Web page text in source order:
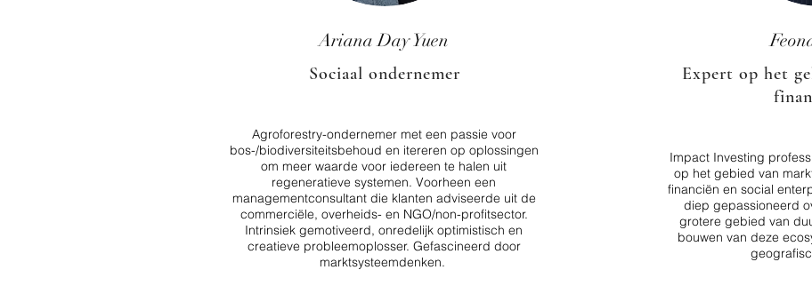
Ariana Day Yuen
Sociaal ondernemer
Agroforestry-ondernemer met een passie voor
bos-/biodiversiteitsbehoud en itereren op oplossingen
om meer waarde voor iedereen te halen uit
regeneratieve systemen. Voorheen een
managementconsultant die klanten adviseerde uit de
commerciële, overheids- en NGO/non-profitsector.
Intrinsiek gemotiveerd, onredelijk optimistisch en
creatieve probleemoplosser. Gefascineerd door
marktsysteemdenken.
Expert op het
Impact Investing
op het gebied van
financiën en social
diep gepassioneerd
grotere gebied van
bouwen van deze